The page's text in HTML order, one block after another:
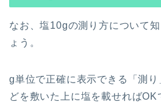
なお、塩10gの測り方について
ょう。
g単位で正確に表示できる「測
どを敷いた上に塩を載せれば